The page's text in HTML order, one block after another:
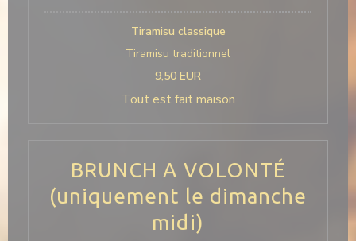
Tiramisu classique
Tiramisu traditionnel
9,50 EUR
Tout est fait maison
BRUNCH A VOLONTÉ
(uniquement le dimanche
midi)